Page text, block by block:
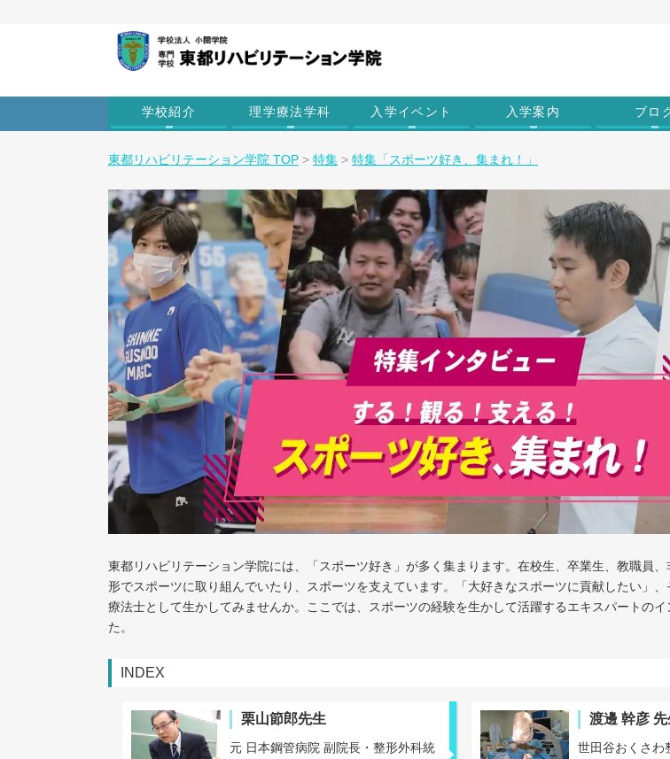
学校紹介 理学療法学科 入学イベント 入学案内 ブロ
東都リハビリテーション学院 TOP > 特集 > 特集「スポーツ好き、集まれ！」
東都リハビリテーション学院には、「スポーツ好き」が多く集まります。在校生、卒業生、教職員
形でスポーツに取り組んでいたり、スポーツを支えています。「大好きなスポーツに貢献したい」
療法士として生かしてみませんか。ここでは、スポーツの経験を生かして活躍するエキスパートの
た。
INDEX
栗山節郎先生
元 日本鋼管病院 副院長・整形外科統
渡邊 幹彦 先
世田谷おくさわ